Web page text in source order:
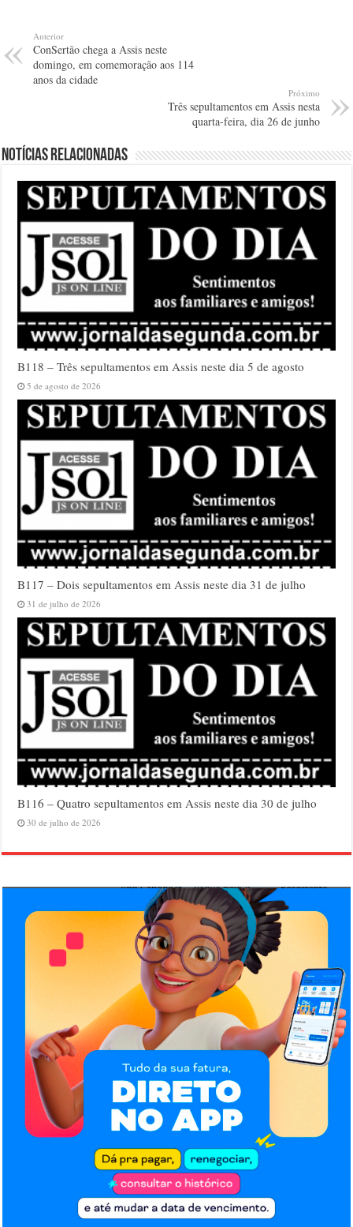
Anterior
ConSertão chega a Assis neste
domingo, em comemoração aos 114
anos da cidade
Próximo
Três sepultamentos em Assis nesta
quarta-feira, dia 26 de junho
Notícias relacionadas
B118 – Três sepultamentos em Assis neste dia 5 de agosto
5 de agosto de 2026
B117 – Dois sepultamentos em Assis neste dia 31 de julho
31 de julho de 2026
B116 – Quatro sepultamentos em Assis neste dia 30 de julho
30 de julho de 2026